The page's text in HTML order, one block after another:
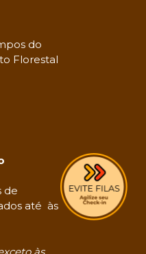
do
Florestal
de
até às